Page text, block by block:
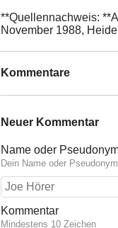
**Quellennachweis:
November 1988,
Kommentare
Neuer Kommentar
Name oder
Dein Name oder
Kommentar
Mindestens 10 Zeichen